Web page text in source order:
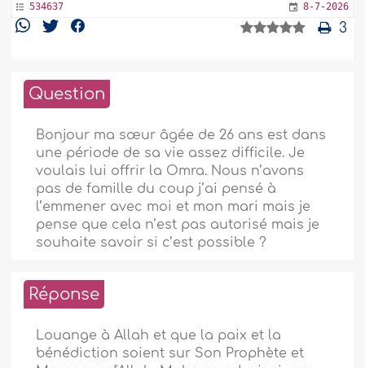
534637 8-7-2026
3
Question
Bonjour ma sœur âgée de 26 ans est dans
une période de sa vie assez difficile. Je
voulais lui offrir la Omra. Nous n’avons
pas de famille du coup j’ai pensé à
l’emmener avec moi et mon mari mais je
pense que cela n’est pas autorisé mais je
souhaite savoir si c’est possible ?
Réponse
Louange à Allah et que la paix et la
bénédiction soient sur Son Prophète et